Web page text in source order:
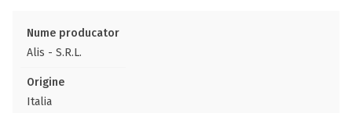
Nume producator
Alis - S.R.L.
Origine
Italia